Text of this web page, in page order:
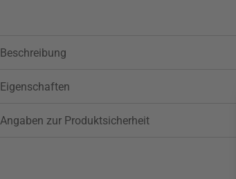
Beschreibung
Eigenschaften
Angaben zur Produktsicherheit